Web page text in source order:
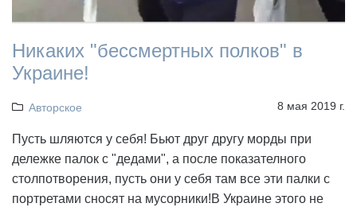
Никаких "бессмертных полков" в
Украине!
Авторское 8 мая 2019 г.
Пусть шляются у себя! Бьют друг другу морды при
дележке палок с "дедами", а после показателного
столпотворения, пусть они у себя там все эти палки с
портретами сносят на мусорники!В Украине этого не